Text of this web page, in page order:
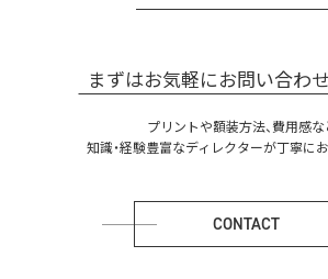
まずはお気軽にお問い合わ
プリントや額装方法、費用感な
知識・経験豊富なディレクターが丁寧に
CONTACT